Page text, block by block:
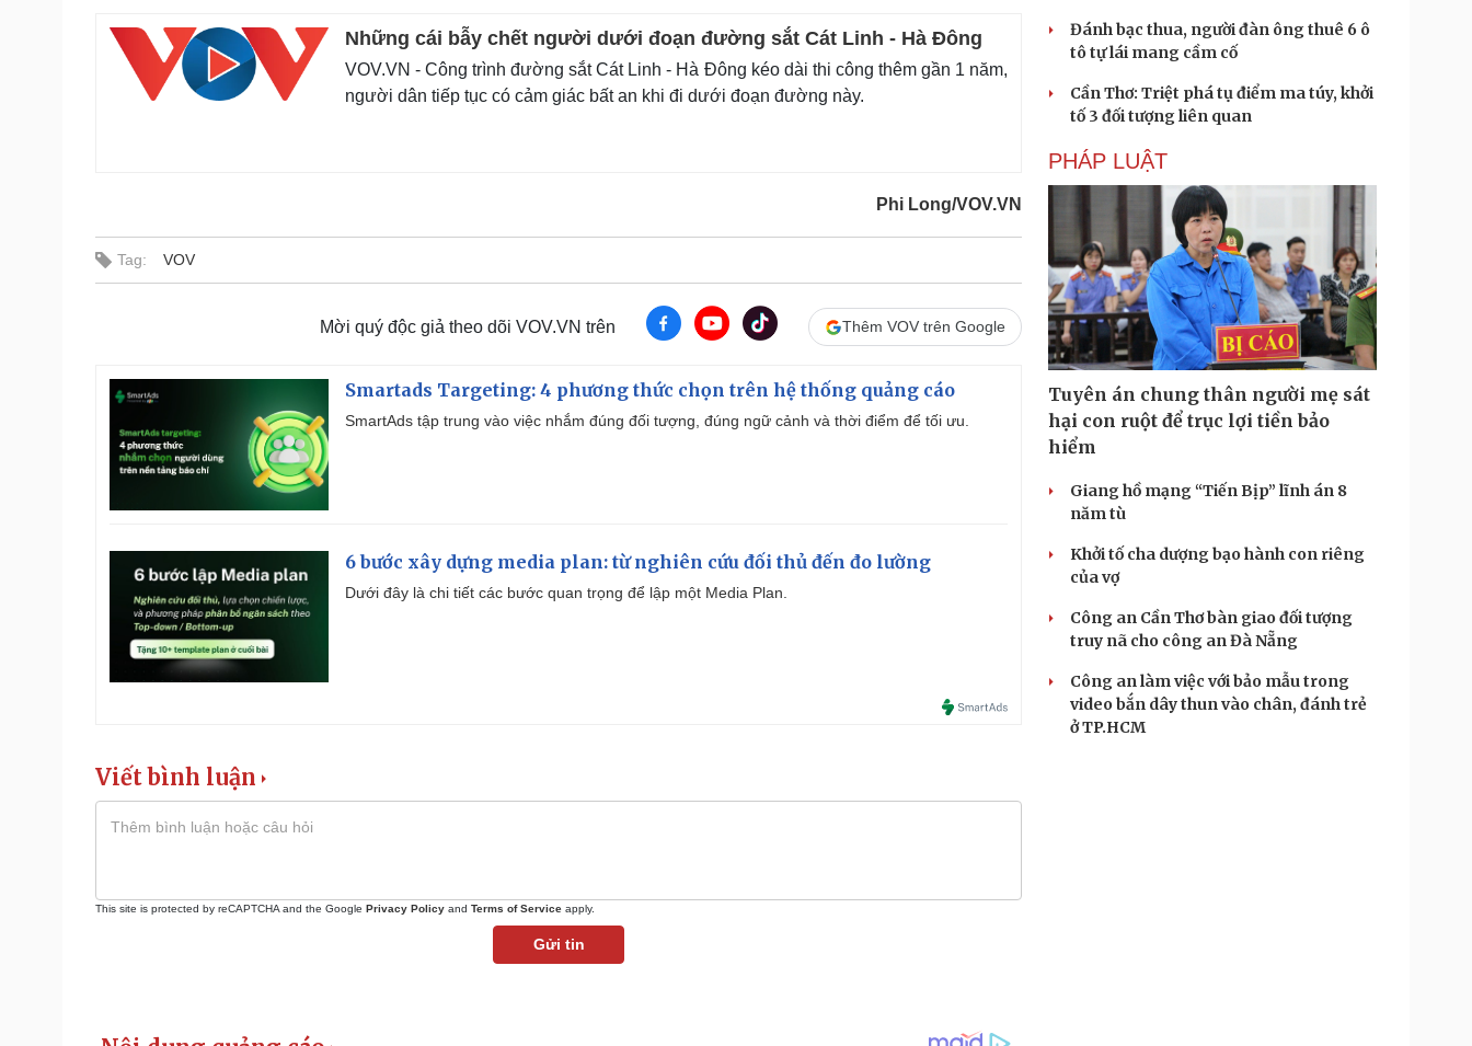
Những cái bẫy chết người dưới đoạn đường sắt Cát Linh - Hà Đông
VOV.VN - Công trình đường sắt Cát Linh - Hà Đông kéo dài thi công thêm gần 1 năm,
người dân tiếp tục có cảm giác bất an khi đi dưới đoạn đường này.
Phi Long/VOV.VN
Tag: VOV
Mời quý độc giả theo dõi VOV.VN trên Thêm VOV trên Google
Smartads Targeting: 4 phương thức chọn trên hệ thống quảng cáo
SmartAds tập trung vào việc nhắm đúng đối tượng, đúng ngữ cảnh và thời điểm để tối ưu.
6 bước xây dựng media plan: từ nghiên cứu đối thủ đến đo lường
Dưới đây là chi tiết các bước quan trọng để lập một Media Plan.
Viết bình luận
This site is protected by reCAPTCHA and the Google Privacy Policy and Terms of Service apply.
Gửi tin
Đánh bạc thua, người đàn ông thuê 6 ô
tô tự lái mang cầm cố
Cần Thơ: Triệt phá tụ điểm ma túy, khởi
tố 3 đối tượng liên quan
PHÁP LUẬT
Tuyên án chung thân người mẹ sát
hại con ruột để trục lợi tiền bảo
hiểm
Giang hồ mạng “Tiến Bịp” lĩnh án 8
năm tù
Khởi tố cha dượng bạo hành con riêng
của vợ
Công an Cần Thơ bàn giao đối tượng
truy nã cho công an Đà Nẵng
Công an làm việc với bảo mẫu trong
video bắn dây thun vào chân, đánh trẻ
ở TP.HCM